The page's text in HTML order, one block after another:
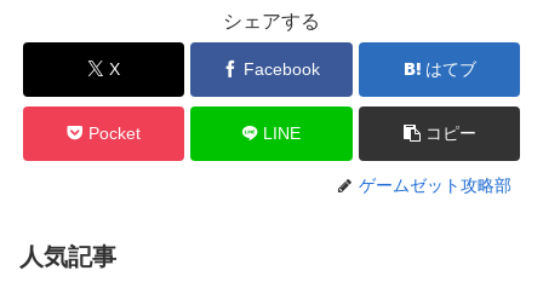
シェアする
X Facebook はてブ
Pocket LINE コピー
ゲームゼット攻略部
人気記事